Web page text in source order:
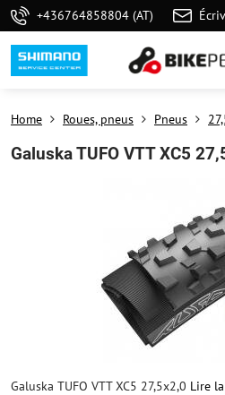
+436764858804 (AT)
Home Roues, pneus Pneus
Galuska TUFO VTT XC5
Galuska TUFO VTT XC5 27,5x2,0 Lire